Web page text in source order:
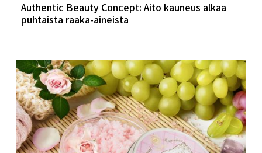
Authentic Beauty Concept: Aito kauneus alkaa
puhtaista raaka-aineista